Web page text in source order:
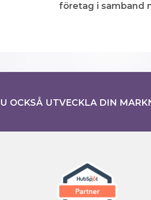
företag i samband
OCKSÅ UTVECKLA DIN